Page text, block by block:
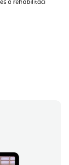
a rehabilitaci